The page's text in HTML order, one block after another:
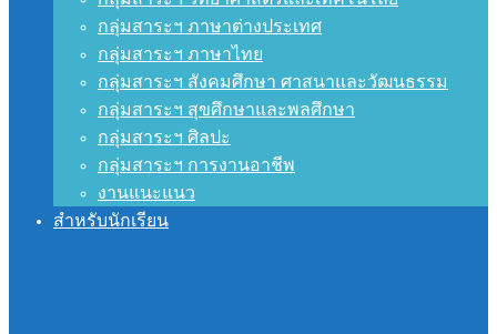
กลุ่มสาระฯ ภาษาต่างประเทศ
กลุ่มสาระฯ ภาษาไทย
กลุ่มสาระฯ สังคมศึกษา ศาสนาและวัฒนธรรม
กลุ่มสาระฯ สุขศึกษาและพลศึกษา
กลุ่มสาระฯ ศิลปะ
กลุ่มสาระฯ การงานอาชีพ
งานแนะแนว
สำหรับนักเรียน